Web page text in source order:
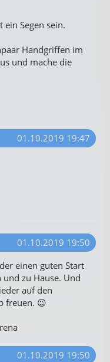
Segen sein.
Handgriffen im
und mache die
01.10.2019 19:47
01.10.2019 19:50
einen guten Start
zu Hause. Und
auf den
freuen. 😉
01.10.2019 19:50